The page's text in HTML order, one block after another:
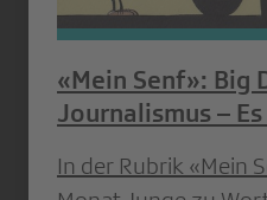
«Mein Senf»: Big
Journalismus –
In der Rubrik «Mein